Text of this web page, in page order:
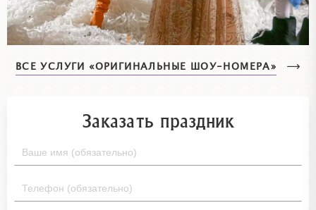
ВСЕ УСЛУГИ «ОРИГИНАЛЬНЫЕ ШОУ-НОМЕРА»
Заказать праздник